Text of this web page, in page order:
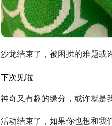
沙龙结束了，被困扰的难题或
下次见啦
神奇又有趣的缘分，或许就是
活动结束了，如果你也想和我